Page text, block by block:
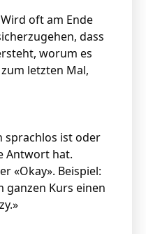
oft am Ende
dass
worum es
letzten Mal,
sprachlos ist oder
Antwort hat.
«Okay». Beispiel:
ganzen Kurs einen